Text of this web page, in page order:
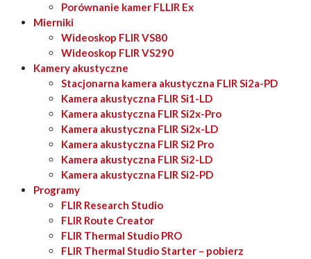
Porównanie kamer FLLIR Ex
Mierniki
Wideoskop FLIR VS80
Wideoskop FLIR VS290
Kamery akustyczne
Stacjonarna kamera akustyczna FLIR Si2a-PD
Kamera akustyczna FLIR Si1-LD
Kamera akustyczna FLIR Si2x-Pro
Kamera akustyczna FLIR Si2x-LD
Kamera akustyczna FLIR Si2 Pro
Kamera akustyczna FLIR Si2-LD
Kamera akustyczna FLIR Si2-PD
Programy
FLIR Research Studio
FLIR Route Creator
FLIR Thermal Studio PRO
FLIR Thermal Studio Starter – pobierz